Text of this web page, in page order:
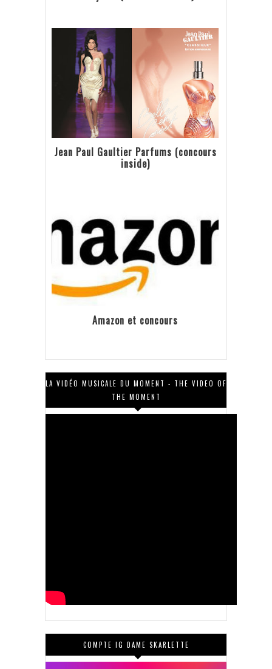
Jean Paul Gaultier Parfums (concours
inside)
Amazon et concours
LA VIDÉO MUSICALE DU MOMENT - THE VIDEO OF
THE MOMENT
COMPTE IG DAME SKARLETTE